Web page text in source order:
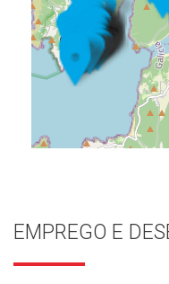
EMPREGO E